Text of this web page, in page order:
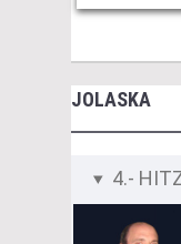
JOLASKA
4.-